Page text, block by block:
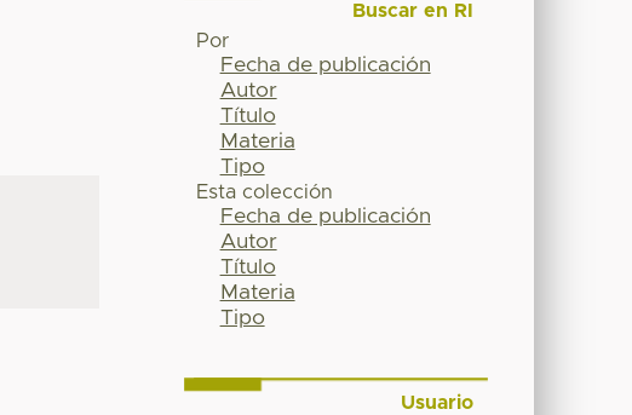
Buscar en RI
Por
Fecha de publicación
Autor
Título
Materia
Tipo
Esta colección
Fecha de publicación
Autor
Título
Materia
Tipo
Usuario